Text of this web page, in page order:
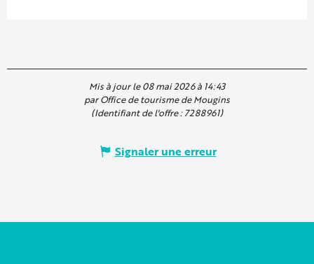
Mis à jour le 08 mai 2026 à 14:43
par Office de tourisme de Mougins
(Identifiant de l'offre :7288961)
Signaler une erreur